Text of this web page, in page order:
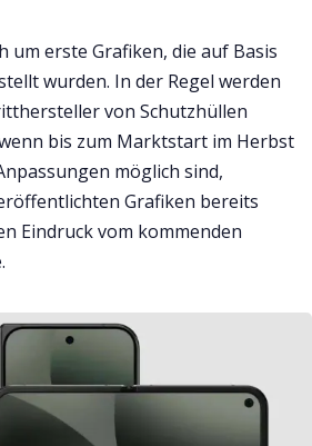
um erste Grafiken, die auf Basis
wurden. In der Regel werden
von Schutzhüllen
bis zum Marktstart im Herbst
möglich sind,
Grafiken bereits
Eindruck vom kommenden